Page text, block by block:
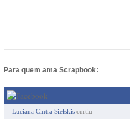
Para quem ama Scrapbook:
Luciana Cintra Sielskis curtiu